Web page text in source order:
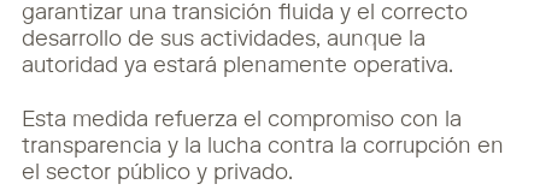
garantizar una transición fluida y el correcto
desarrollo de sus actividades, aunque la
autoridad ya estará plenamente operativa.
Esta medida refuerza el compromiso con la
transparencia y la lucha contra la corrupción en
el sector público y privado.